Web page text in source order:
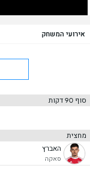
אירועי המשחק
סוף 90 דקות
מחצית
האברץ
סאקה